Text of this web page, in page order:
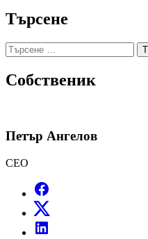
Търсене
Търсене
за:
Собственик
Петър Ангелов
CEO